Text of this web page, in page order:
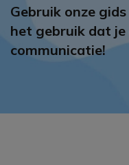
Gebruik onze
het gebruik dat je
communicatie!